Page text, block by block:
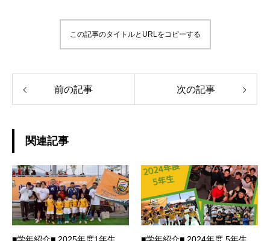
この記事のタイトルとURLをコピーする
前の記事 次の記事
関連記事